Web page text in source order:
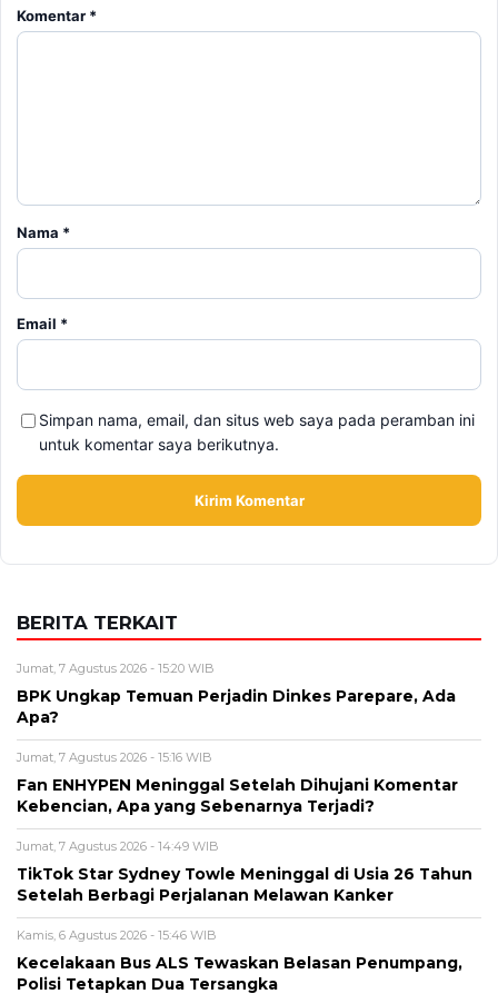
Komentar *
Nama *
Email *
Simpan nama, email, dan situs web saya pada peramban ini
untuk komentar saya berikutnya.
BERITA TERKAIT
Jumat, 7 Agustus 2026 - 15:20 WIB
BPK Ungkap Temuan Perjadin Dinkes Parepare, Ada
Apa?
Jumat, 7 Agustus 2026 - 15:16 WIB
Fan ENHYPEN Meninggal Setelah Dihujani Komentar
Kebencian, Apa yang Sebenarnya Terjadi?
Jumat, 7 Agustus 2026 - 14:49 WIB
TikTok Star Sydney Towle Meninggal di Usia 26 Tahun
Setelah Berbagi Perjalanan Melawan Kanker
Kamis, 6 Agustus 2026 - 15:46 WIB
Kecelakaan Bus ALS Tewaskan Belasan Penumpang,
Polisi Tetapkan Dua Tersangka